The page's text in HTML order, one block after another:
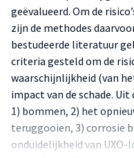
geëvalueerd. Om de
zijn de methodes
bestudeerde literatuur
criteria gesteld om de
waarschijnlijkheid (van
impact van de schade.
1) bommen, 2) het
teruggooien, 3) corrosie
onduidelijkheid van